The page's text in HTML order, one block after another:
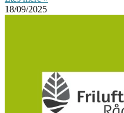
18/09/2025